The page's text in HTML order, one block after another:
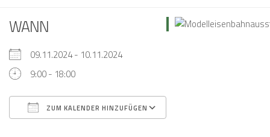
WANN
09.11.2024 - 10.11.2024
9:00 - 18:00
ZUM KALENDER HINZUFÜGEN